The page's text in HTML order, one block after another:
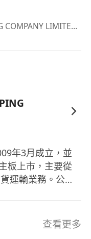
and
of
terms and
well as
and
a strong sense
software, with
DAI AN OCEAN SHIPPING COMPANY LIMITED·HR
年3月成立，並
板上市，主要從
運輸業務。公司
年及一年以上）
自有船舶46艘、
查看更多